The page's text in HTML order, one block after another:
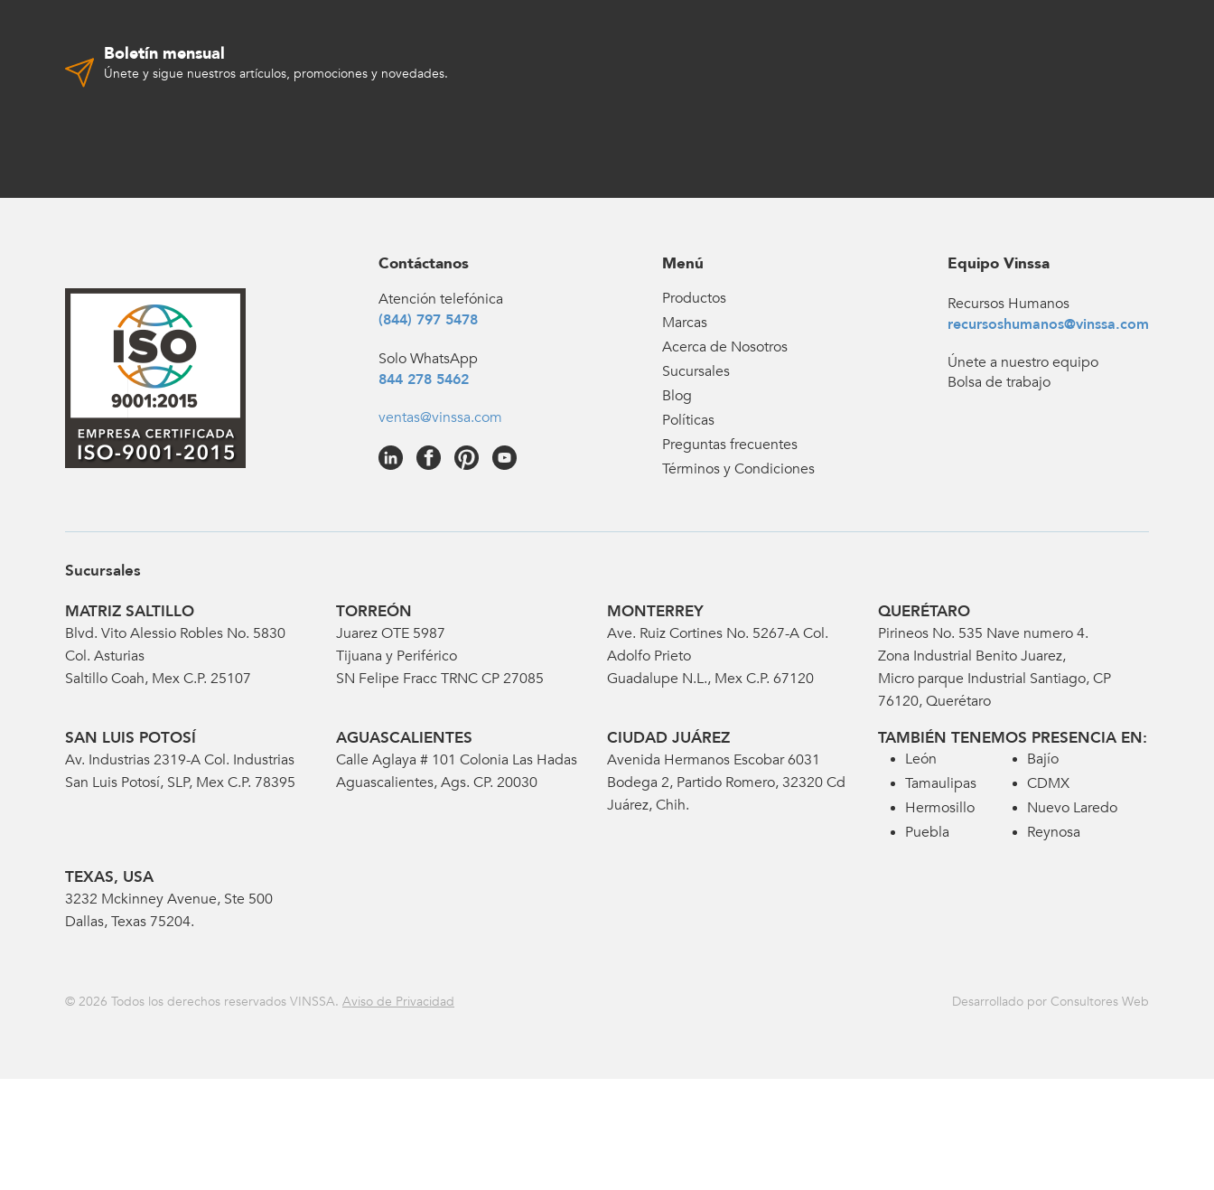
Boletín mensual
Únete y sigue nuestros artículos, promociones y novedades.
Contáctanos
Atención telefónica
(844) 797 5478
Solo WhatsApp
844 278 5462
ventas@vinssa.com
Menú
Productos
Marcas
Acerca de Nosotros
Sucursales
Blog
Políticas
Preguntas frecuentes
Términos y Condiciones
Equipo Vinssa
Recursos Humanos
recursoshumanos@vinssa.com
Únete a nuestro equipo
Bolsa de trabajo
Sucursales
MATRIZ SALTILLO
Blvd. Vito Alessio Robles No. 5830
Col. Asturias
Saltillo Coah, Mex C.P. 25107
TORREÓN
Juarez OTE 5987
Tijuana y Periférico
SN Felipe Fracc TRNC CP 27085
MONTERREY
Ave. Ruiz Cortines No. 5267-A Col.
Adolfo Prieto
Guadalupe N.L., Mex C.P. 67120
QUERÉTARO
Pirineos No. 535 Nave numero 4.
Zona Industrial Benito Juarez,
Micro parque Industrial Santiago, CP
76120, Querétaro
SAN LUIS POTOSÍ
Av. Industrias 2319-A Col. Industrias
San Luis Potosí, SLP, Mex C.P. 78395
AGUASCALIENTES
Calle Aglaya # 101 Colonia Las Hadas
Aguascalientes, Ags. CP. 20030
CIUDAD JUÁREZ
Avenida Hermanos Escobar 6031
Bodega 2, Partido Romero, 32320 Cd
Juárez, Chih.
TAMBIÉN TENEMOS PRESENCIA EN:
León
Bajío
Tamaulipas
CDMX
Hermosillo
Nuevo Laredo
Puebla
Reynosa
TEXAS, USA
3232 Mckinney Avenue, Ste 500
Dallas, Texas 75204.
© 2026 Todos los derechos reservados VINSSA. Aviso de Privacidad Desarrollado por Consultores Web